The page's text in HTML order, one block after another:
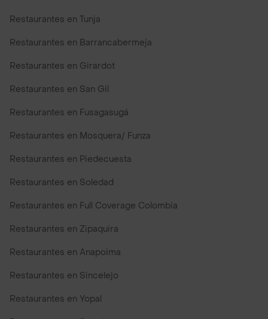
Restaurantes en Tunja
Restaurantes en Barrancabermeja
Restaurantes en Girardot
Restaurantes en San Gil
Restaurantes en Fusagasugá
Restaurantes en Mosquera/ Funza
Restaurantes en Piedecuesta
Restaurantes en Soledad
Restaurantes en Full Coverage Colombia
Restaurantes en Zipaquira
Restaurantes en Anapoima
Restaurantes en Sincelejo
Restaurantes en Yopal